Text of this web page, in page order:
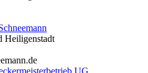
Heiligenstadt
UG